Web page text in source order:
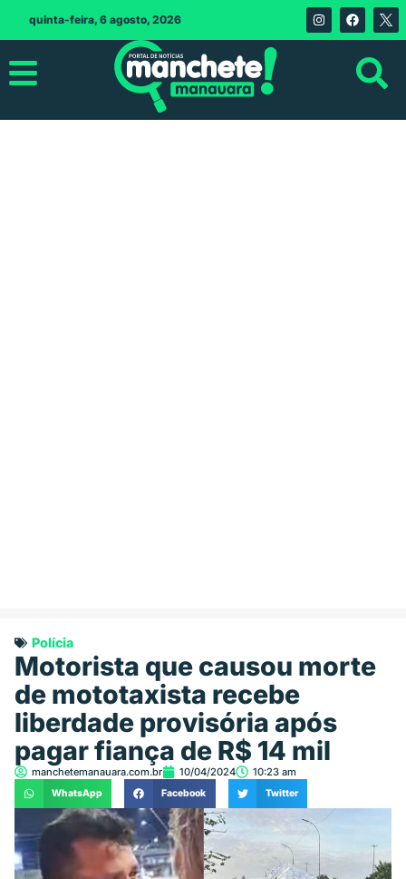
quinta-feira, 6 agosto, 2026
Polícia
Motorista que causou morte
de mototaxista recebe
liberdade provisória após
pagar fiança de R$ 14 mil
manchetemanauara.com.br 10/04/2024 10:23 am
WhatsApp Facebook Twitter